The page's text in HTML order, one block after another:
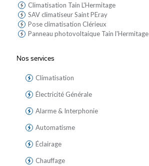
Climatisation Tain L'Hermitage
SAV climatiseur Saint PEray
Pose climatisation Clérieux
Panneau photovoltaique Tain l'Hermitage
Nos services
Climatisation
Électricité Générale
Alarme & Interphonie
Automatisme
Éclairage
Chauffage